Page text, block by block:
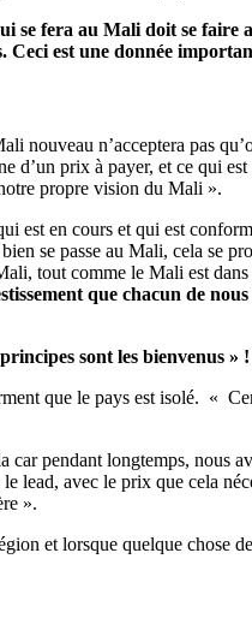
se fera au Mali doit se faire
Ceci est une donnée
n’acceptera pas
prix à payer, et ce qui
propre vision du Mali ».
est en cours et qui est
se passe au Mali, cela se
tout comme le Mali est
que chacun de
sont les bienvenus » !
que le pays est isolé. «
pendant longtemps, nous
lead, avec le prix que cela
».
et lorsque quelque chose